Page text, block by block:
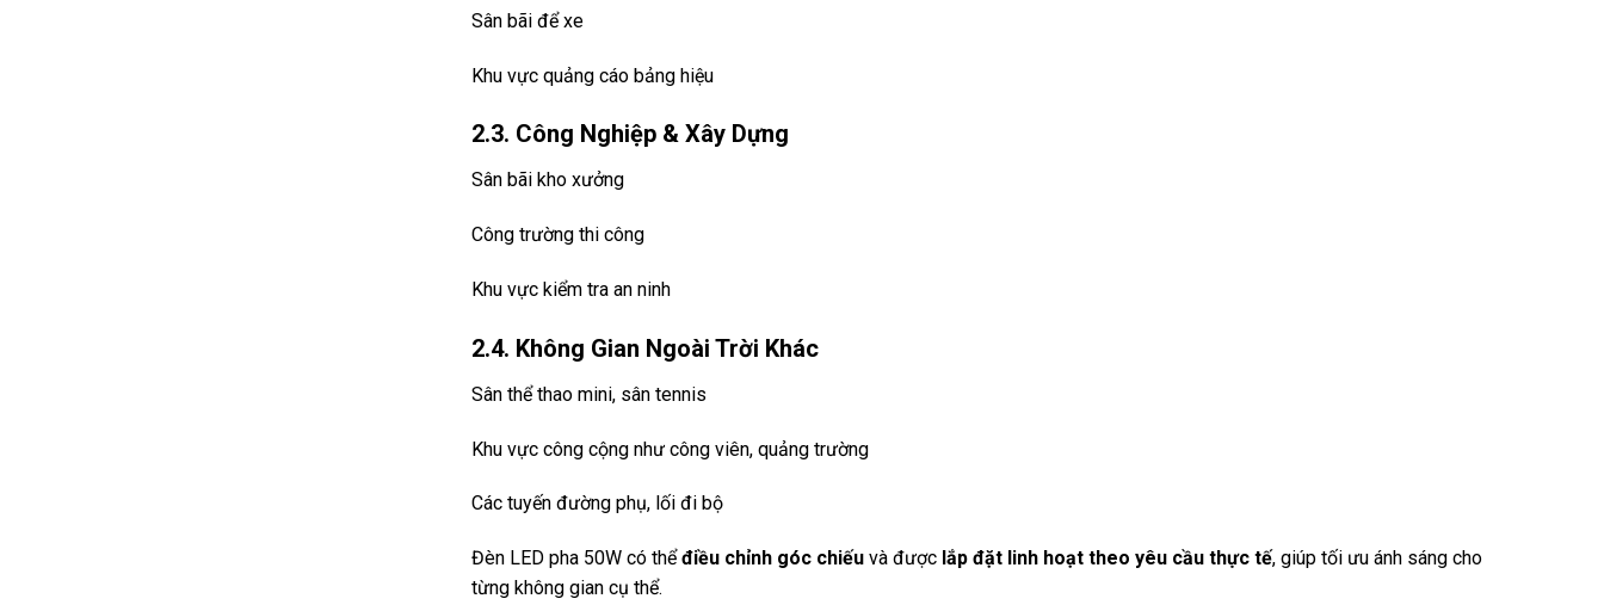
Sân bãi để xe
Khu vực quảng cáo bảng hiệu
2.3. Công Nghiệp & Xây Dựng
Sân bãi kho xưởng
Công trường thi công
Khu vực kiểm tra an ninh
2.4. Không Gian Ngoài Trời Khác
Sân thể thao mini, sân tennis
Khu vực công cộng như công viên, quảng trường
Các tuyến đường phụ, lối đi bộ
Đèn LED pha 50W có thểđiều chỉnh góc chiếuvà được lắp đặt linh hoạt theo yêu cầu thực tế, giúp tối ưu ánh sáng cho
từng không gian cụ thể.